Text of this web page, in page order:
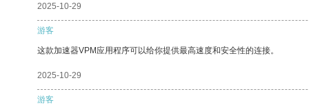
2025-10-29
游客
这款加速器VPM应用程序可以给你提供最高速度和安全性的连接。
2025-10-29
游客